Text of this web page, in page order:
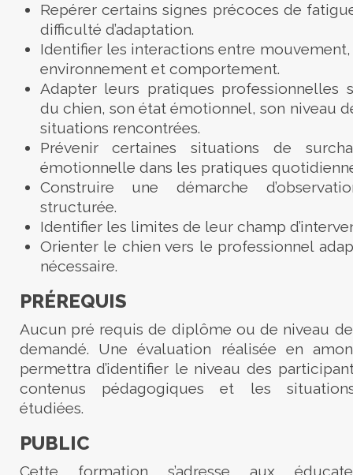
Repérer certains signes précoces de
difficulté d’adaptation.
Identifier les interactions entre
environnement et comportement.
Adapter leurs pratiques professionnelles
du chien, son état émotionnel, son niveau
situations rencontrées.
Prévenir certaines situations de
émotionnelle dans les pratiques
Construire une démarche
structurée.
Identifier les limites de leur champ
Orienter le chien vers le professionnel
nécessaire.
PRÉREQUIS
Aucun pré requis de diplôme ou de niveau de
demandé. Une évaluation réalisée en
permettra d’identifier le niveau des
contenus pédagogiques et les
étudiées.
PUBLIC